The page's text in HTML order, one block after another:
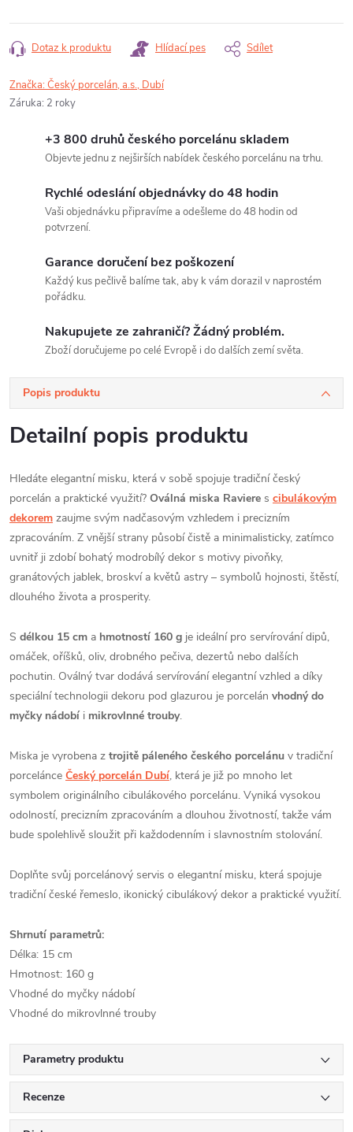
Dotaz k produktu Hlídací pes Sdílet
Značka:Český porcelán, a.s., Dubí
Záruka: 2 roky
+3 800 druhů českého porcelánu skladem
Objevte jednu z nejširších nabídek českého porcelánu na trhu.
Rychlé odeslání objednávky do 48 hodin
Vaši objednávku připravíme a odešleme do 48 hodin od
potvrzení.
Garance doručení bez poškození
Každý kus pečlivě balíme tak, aby k vám dorazil v naprostém
pořádku.
Nakupujete ze zahraničí? Žádný problém.
Zboží doručujeme po celé Evropě i do dalších zemí světa.
Popis produktu
Detailní popis produktu
Hledáte elegantní misku, která v sobě spojuje tradiční český
porcelán a praktické využití? Oválná miska Raviere s cibulákovým
dekorem zaujme svým nadčasovým vzhledem i precizním
zpracováním. Z vnější strany působí čistě a minimalisticky, zatímco
uvnitř ji zdobí bohatý modrobílý dekor s motivy pivoňky,
granátových jablek, broskví a květů astry – symbolů hojnosti, štěstí,
dlouhého života a prosperity.
S délkou 15 cm a hmotností 160 g je ideální pro servírování dipů,
omáček, oříšků, oliv, drobného pečiva, dezertů nebo dalších
pochutin. Oválný tvar dodává servírování elegantní vzhled a díky
speciální technologii dekoru pod glazurou je porcelán vhodný do
myčky nádobí i mikrovlnné trouby.
Miska je vyrobena z trojitě páleného českého porcelánu v tradiční
porcelánce Český porcelán Dubí, která je již po mnoho let
symbolem originálního cibulákového porcelánu. Vyniká vysokou
odolností, precizním zpracováním a dlouhou životností, takže vám
bude spolehlivě sloužit při každodenním i slavnostním stolování.
Doplňte svůj porcelánový servis o elegantní misku, která spojuje
tradiční české řemeslo, ikonický cibulákový dekor a praktické využití.
Shrnutí parametrů:
Délka: 15 cm
Hmotnost: 160 g
Vhodné do myčky nádobí
Vhodné do mikrovlnné trouby
Parametry produktu
Recenze